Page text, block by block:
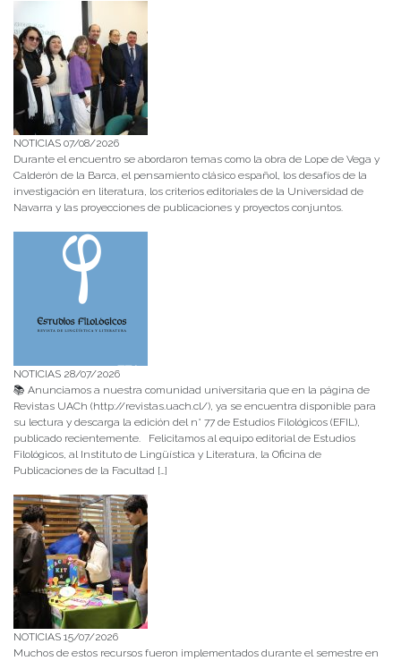
NOTICIAS 07/08/2026
Durante el encuentro se abordaron temas como la obra de Lope de Vega y
Calderón de la Barca, el pensamiento clásico español, los desafíos de la
investigación en literatura, los criterios editoriales de la Universidad de
Navarra y las proyecciones de publicaciones y proyectos conjuntos.
NOTICIAS 28/07/2026
📚 Anunciamos a nuestra comunidad universitaria que en la página de
Revistas UACh (http://revistas.uach.cl/), ya se encuentra disponible para
su lectura y descarga la edición del n° 77 de Estudios Filológicos (EFIL),
publicado recientemente. Felicitamos al equipo editorial de Estudios
Filológicos, al Instituto de Lingüística y Literatura, la Oficina de
Publicaciones de la Facultad […]
NOTICIAS 15/07/2026
Muchos de estos recursos fueron implementados durante el semestre en